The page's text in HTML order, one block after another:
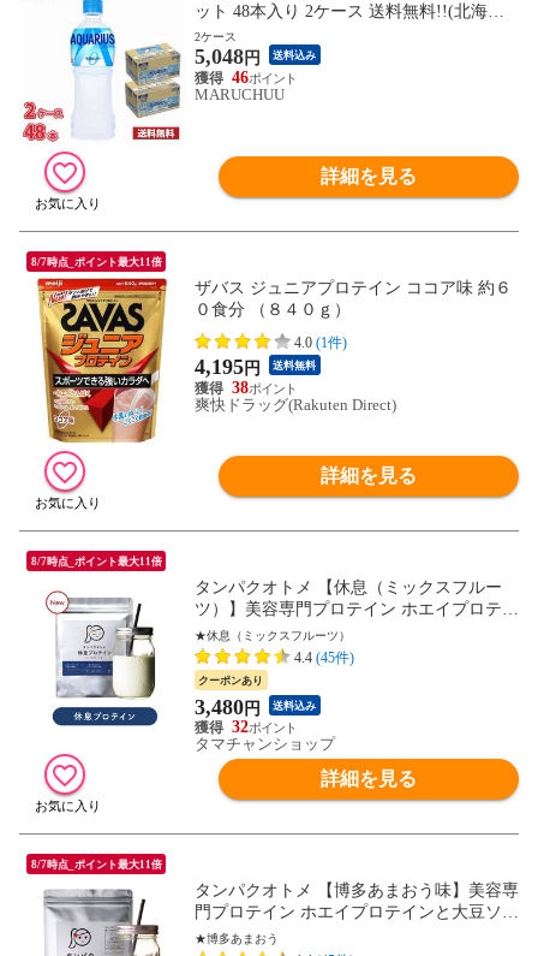
ット 48本入り 2ケース 送料無料!!(北海道
別途700円、沖縄県配送不可)
2ケース
5,048円 送料込み
46
MARUCHUU
詳細を見る
8/7時点_ポイント最大11倍
ザバス ジュニアプロテイン ココア味 約６
０食分 （８４０ｇ）
4.0 (1件)
4,195円 送料無料
38
爽快ドラッグ(Rakuten Direct)
詳細を見る
8/7時点_ポイント最大11倍
タンパクオトメ 【休息（ミックスフルー
ツ）】美容専門プロテイン ホエイプロテイ
ンと大豆ソイプロテインをＷ配合。不足し
がちなタンパク質と美容成分たっぷり、お
きかえダイエットにもおすすめの低糖質プ
ロテイン。※3個以上でシェイカー1個プレ
ゼント【送料無料】【2個迄メール便/3個~
宅配便】
★休息（ミックスフルーツ）
4.4 (45件)
クーポンあり
3,480円 送料込み
32
タマチャンショップ
詳細を見る
8/7時点_ポイント最大11倍
タンパクオトメ 【博多あまおう味】美容専
門プロテイン ホエイプロテインと大豆ソイ
プロテインをＷ配合。不足しがちなタンパ
★博多あまおう